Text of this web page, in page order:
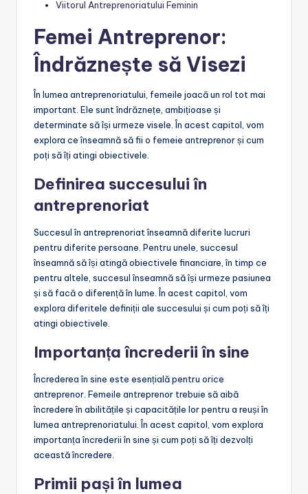
Viitorul Antreprenoriatului Feminin
Femei Antreprenor:
Îndrăznește să Visezi
În lumea antreprenoriatului, femeile joacă un rol tot mai
important. Ele sunt îndrăznețe, ambițioase și
determinate să își urmeze visele. În acest capitol, vom
explora ce înseamnă să fii o femeie antreprenor și cum
poți să îți atingi obiectivele.
Definirea succesului în
antreprenoriat
Succesul în antreprenoriat înseamnă diferite lucruri
pentru diferite persoane. Pentru unele, succesul
înseamnă să își atingă obiectivele financiare, în timp ce
pentru altele, succesul înseamnă să își urmeze pasiunea
și să facă o diferență în lume. În acest capitol, vom
explora diferitele definiții ale succesului și cum poți să îți
atingi obiectivele.
Importanța încrederii în sine
Încrederea în sine este esențială pentru orice
antreprenor. Femeile antreprenor trebuie să aibă
încredere în abilitățile și capacitățile lor pentru a reuși în
lumea antreprenoriatului. În acest capitol, vom explora
importanța încrederii în sine și cum poți să îți dezvolți
această încredere.
Primii pași în lumea